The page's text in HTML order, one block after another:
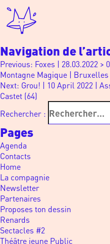
Navigation de
Previous: Foxes | 28.03.2022 >
Montagne Magique | Bruxelles
Next: Grou! | 10 April 2022 |
Castet (64)
Rechercher :
Pages
Agenda
Contacts
Home
La compagnie
Newsletter
Partenaires
Proposes ton dessin
Renards
Sectacles #2
Théâtre jeune Public